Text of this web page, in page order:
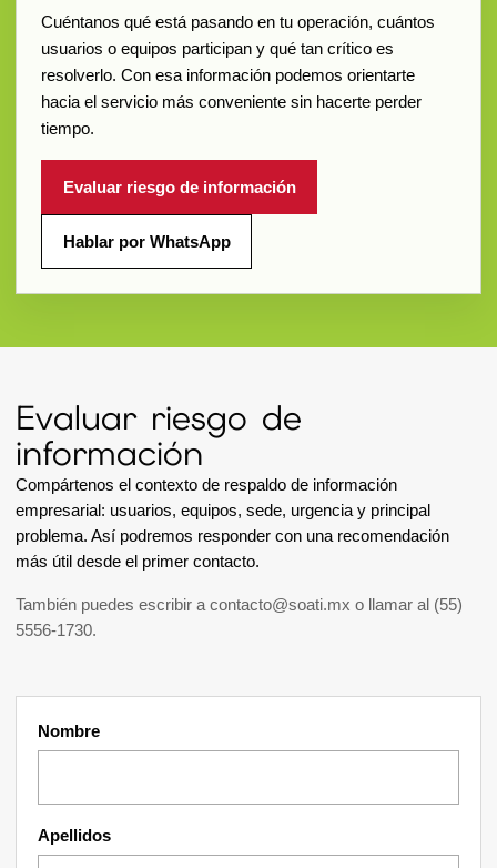
Cuéntanos qué está pasando en tu operación, cuántos
usuarios o equipos participan y qué tan crítico es
resolverlo. Con esa información podemos orientarte
hacia el servicio más conveniente sin hacerte perder
tiempo.
Evaluar riesgo de información
Hablar por WhatsApp
Evaluar riesgo de
información
Compártenos el contexto de respaldo de información
empresarial: usuarios, equipos, sede, urgencia y principal
problema. Así podremos responder con una recomendación
más útil desde el primer contacto.
También puedes escribir a contacto@soati.mx o llamar al (55)
5556-1730.
Nombre
Apellidos